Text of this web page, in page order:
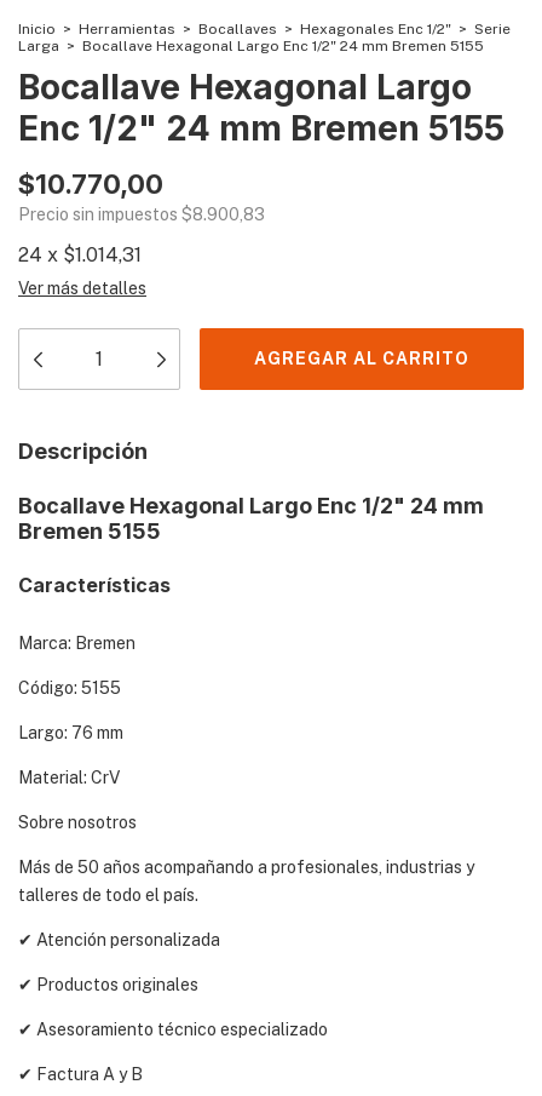
Inicio > Herramientas > Bocallaves > Hexagonales Enc 1/2" > Serie
Larga > Bocallave Hexagonal Largo Enc 1/2" 24 mm Bremen 5155
Bocallave Hexagonal Largo
Enc 1/2" 24 mm Bremen 5155
$10.770,00
Precio sin impuestos $8.900,83
24 x $1.014,31
Ver más detalles
Descripción
Bocallave Hexagonal Largo Enc 1/2" 24 mm
Bremen 5155
Características
Marca: Bremen
Código: 5155
Largo: 76 mm
Material: CrV
Sobre nosotros
Más de 50 años acompañando a profesionales, industrias y
talleres de todo el país.
✔ Atención personalizada
✔ Productos originales
✔ Asesoramiento técnico especializado
✔ Factura A y B